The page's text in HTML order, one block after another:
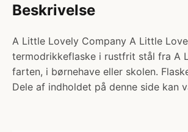
Beskrivelse
A Little Lovely Company A Little
termodrikkeflaske i rustfrit stål fra A
farten, i børnehave eller skolen.
Dele af indholdet på denne side